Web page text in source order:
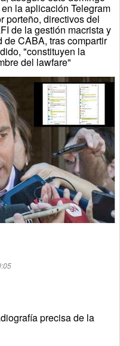
la aplicación Telegram
porteño, directivos del
de la gestión macrista y
CABA, tras compartir
"constituyen la
del lawfare"
precisa de la